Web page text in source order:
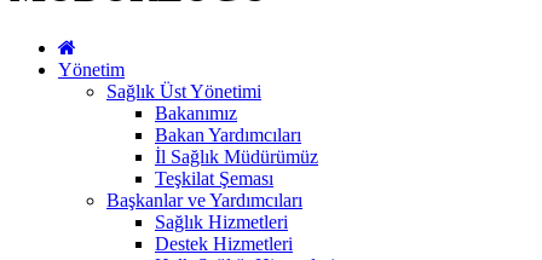
Yönetim
Sağlık Üst Yönetimi
Bakanımız
Bakan Yardımcıları
İl Sağlık Müdürümüz
Teşkilat Şeması
Başkanlar ve Yardımcıları
Sağlık Hizmetleri
Destek Hizmetleri